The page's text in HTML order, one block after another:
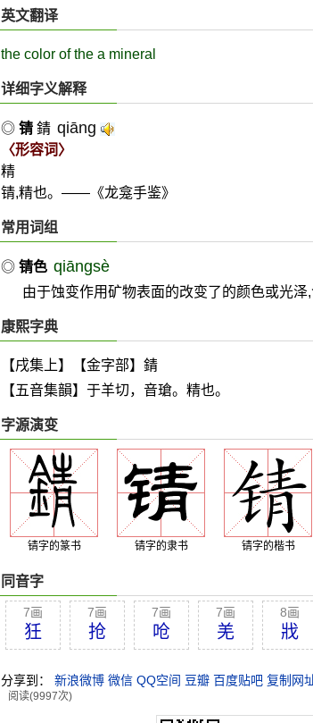
英文翻译
the color of the a mineral
详细字义解释
◎ 锖錆 qiāng
〈形容词〉
精
锖,精也。——《龙龛手鉴》
常用词组
◎ 锖色 qiāngsè
由于蚀变作用矿物表面的改变了的颜色或光泽
康熙字典
【戌集上】【金字部】錆
【五音集韻】于羊切，音瑲。精也。
字源演变
锖字的篆书 锖字的隶书 锖字的楷书
同音字
7画
狅
7画
抢
7画
呛
7画
羌
8画
戕
分享到： 新浪微博 微信 QQ空间 豆瓣 百度贴吧 复制网
阅读(9997次)